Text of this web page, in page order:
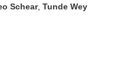
Schear,Tunde Wey